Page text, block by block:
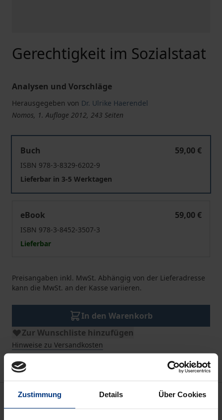
Zustimmung Details Über Cookies
Gerechtigkeit im Sozialstaat
Analysen und Vorschläge
Herausgegeben von Dr. Ulrike Haerendel
Nomos, 1. Auflage 2012, 243 Seiten
Buch
59,00 €
ISBN 978-3-8329-6202-9
Lieferbar in 3-5 Werktagen
eBook
59,00 €
ISBN 978-3-8452-3507-3
Lieferbar
Preisangaben inkl. MwSt. Abhängig von der Lieferadresse
kann die MwSt. an der Kasse variieren.
In den Warenkorb
Zur Wunschliste hinzufügen
Hinweise zu Versandkosten
Beschreibung